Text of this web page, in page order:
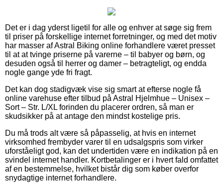
Det er i dag yderst ligetil for alle og enhver at søge sig frem
til priser på forskellige internet forretninger, og med det motiv
har masser af Astral Biking online forhandlere været presset
til at at tvinge priserne på varerne – til babyer og børn, og
desuden også til herrer og damer – betragteligt, og endda
nogle gange yde fri fragt.
Det kan dog stadigvæk vise sig smart at efterse nogle få
online varehuse efter tilbud på Astral Hjelmhue – Unisex –
Sort – Str. L/XL forinden du placerer ordren, så man er
skudsikker på at antage den mindst kostelige pris.
Du må trods alt være så påpasselig, at hvis en internet
virksomhed frembyder varer til en udsalgspris som virker
uforståeligt god, kan det undertiden være en indikation på en
svindel internet handler. Kortbetalinger er i hvert fald omfattet
af en bestemmelse, hvilket bistår dig som køber overfor
snydagtige internet forhandlere.